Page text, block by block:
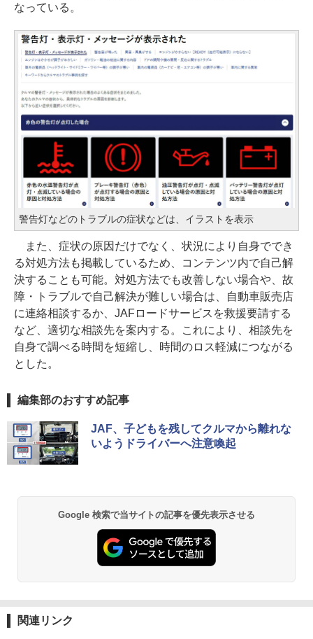
なっている。
警告灯などのトラブルの症状などは、イラストを表示
また、症状の原因だけでなく、状況により自身ででき
る対処方法も掲載しているため、コンテンツ内で自己解
決することも可能。対処方法でも改善しない場合や、故
障・トラブルで自己解決が難しい場合は、自動車販売店
に連絡相談するか、JAFロードサービスを救援要請する
など、適切な相談先を案内する。これにより、相談先を
自身で調べる時間を短縮し、時間のロス軽減につながる
とした。
編集部のおすすめ記事
JAF、子どもを残してクルマから離れな
いようドライバーへ注意喚起
Google 検索で当サイトの記事を優先表示させる
関連リンク